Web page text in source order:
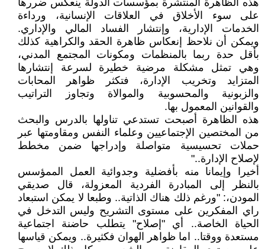
هذه الظاهرة المنتشرة بمؤسسات الدولة ينعكس ضررها
على سوء الأخلاق في العلاقات الإنسانية، ورداءة
الخدمات الإدارية، وإنتشار الفساد المالي والإداري.
ويمكن أن نلاحظ إنعكاس ظاهرة الحقد والكراهية كذلك
بأقل حدة ربما بالمنظمات ومكونات المجتمع المدني،
وهي تمثل مشكلة مرضية خطيرة لسرعة إنتشارها
المتزايد وتخريب الإدارة، فتكثر ظواهر المحابات
والزبونية والمحسوبية والموالاة وتجاوز التراتيب
والقوانين المعمول بها.
هذه الظاهرة أصبحت تستدعي تناولها بالدرس والبحث
من المختصين الإجتماعيين وعلماء النفس ومقاومتها عبر
حملات تحسيسية متواصلة وإدراجها ضمن مخطط
لإصلاح الإدارة.."
أخيرا وإيمانا منه بأفضلية وجدوائية العمل الممؤسس
بالنظر إلى المبادرة الفردية المعزولة، قال صديقي
المودن،: "ورغم ذلك هناك الذاتية.. وطبعا لا يمكن استبعاد
راي المفكرين على مستوى التشريح وليس التدخل في
الحياة الخاصة.. أي "إصلاح" يتطلب حاضنة اجتماعية
مستعدة ووقتا.. اما ظواهر الهوان فكثيرة.. ويمكن قياسها